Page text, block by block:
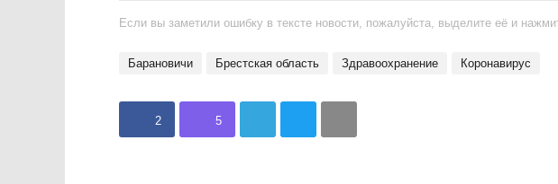
Если вы заметили ошибку в тексте новости, пожалуйста, выделите её и
Барановичи Брестская область Здравоохранение Коронавирус
2 5